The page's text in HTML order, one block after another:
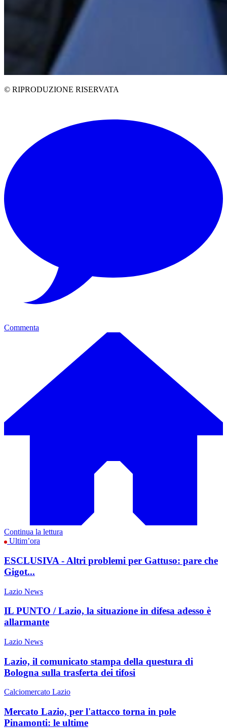
© RIPRODUZIONE RISERVATA
Commenta
Continua la lettura
Ultim’ora
ESCLUSIVA - Altri problemi per Gattuso: pare che
Gigot...
Lazio News
IL PUNTO / Lazio, la situazione in difesa adesso è
allarmante
Lazio News
Lazio, il comunicato stampa della questura di
Bologna sulla trasferta dei tifosi
Calciomercato Lazio
Mercato Lazio, per l'attacco torna in pole
Pinamonti: le ultime